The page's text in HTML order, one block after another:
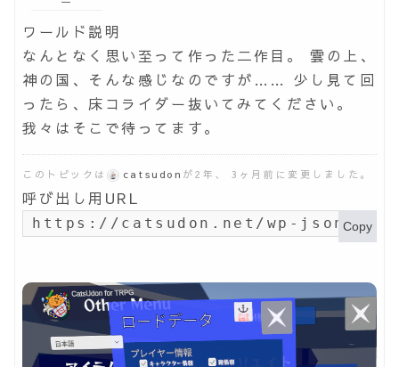
ワールド説明
なんとなく思い至って作った二作目。 雲の上、
神の国、そんな感じなのですが…… 少し見て回
ったら、床コライダー抜いてみてください。
我々はそこで待ってます。
このトピックは catsudon が2年、 3ヶ月前に変更しました。
呼び出し用URL
https://catsudon.net/wp-json/my-
Copy